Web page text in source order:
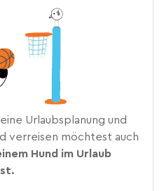
Urlaubsplanung und
verreisen möchtest auch
Hund im Urlaub